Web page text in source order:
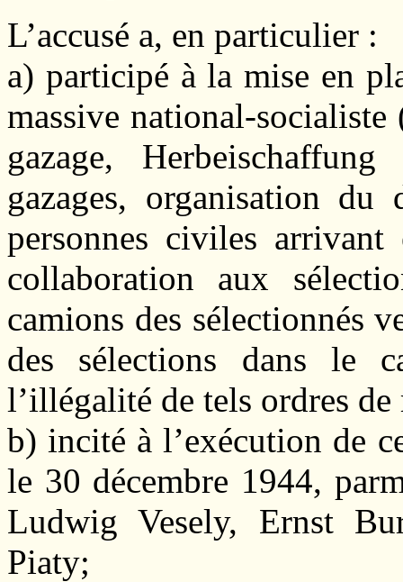
L’accusé a, en particulier :
a) participé à la mise en
massive national-
gazage,
gazages, organisation
personnes civiles
collaboration aux
camions des sélectionnés
des sélections dans le
l’illégalité de tels ordres de
b) incité à l’exécution de
le 30 décembre 1944,
Ludwig Vesely, Ernst
Piaty;